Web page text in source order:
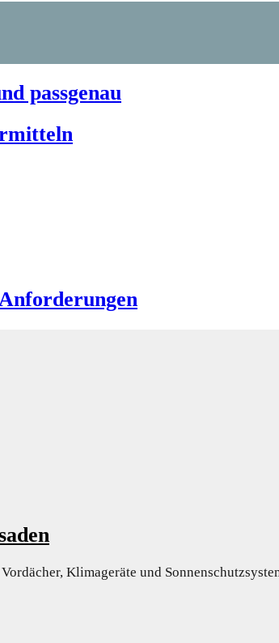
passgenau
Klimageräte und